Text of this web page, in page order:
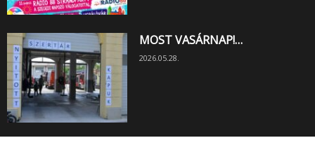
MOST VASÁRNAP!…
2026.05.28.